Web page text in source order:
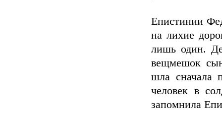
Епистинии
на лихие
лишь один.
вещмешок
шла сначала
человек в
запомнила